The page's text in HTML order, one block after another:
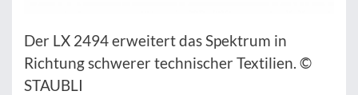
Der LX 2494 erweitert das Spektrum in
Richtung schwerer technischer Textilien. ©
STAUBLI